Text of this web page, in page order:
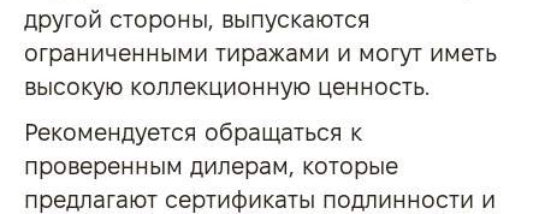
другой стороны, выпускаются
ограниченными тиражами и могут иметь
высокую коллекционную ценность.
Рекомендуется обращаться к
проверенным дилерам, которые
предлагают сертификаты подлинности и